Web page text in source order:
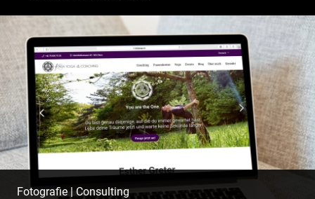
Fotografie | Consulting